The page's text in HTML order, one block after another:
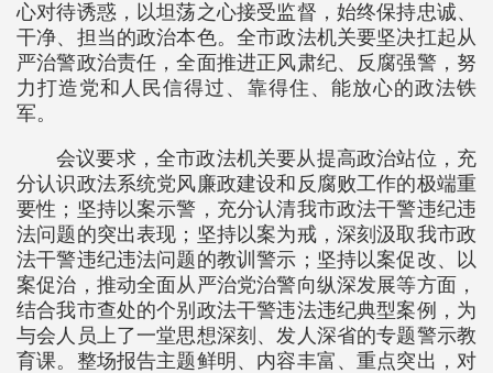
心对待诱惑，以坦荡之心接受监督，始终保持忠诚、
干净、担当的政治本色。全市政法机关要坚决扛起从
严治警政治责任，全面推进正风肃纪、反腐强警，努
力打造党和人民信得过、靠得住、能放心的政法铁
军。
会议要求，全市政法机关要从提高政治站位，充
分认识政法系统党风廉政建设和反腐败工作的极端重
要性；坚持以案示警，充分认清我市政法干警违纪违
法问题的突出表现；坚持以案为戒，深刻汲取我市政
法干警违纪违法问题的教训警示；坚持以案促改、以
案促治，推动全面从严治党治警向纵深发展等方面，
结合我市查处的个别政法干警违法违纪典型案例，为
与会人员上了一堂思想深刻、发人深省的专题警示教
育课。整场报告主题鲜明、内容丰富、重点突出，对